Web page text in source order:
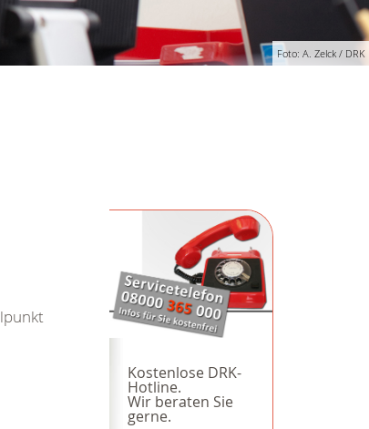
Foto: A. Zelck / DRK
Kostenlose DRK-
Hotline.
Wir beraten Sie
gerne.